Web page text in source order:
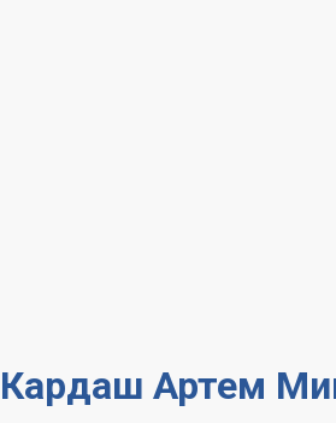
Кардаш Артем